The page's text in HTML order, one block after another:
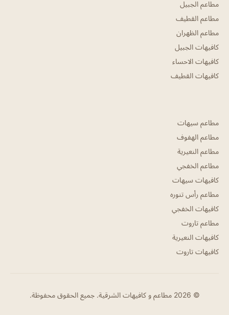
مطاعم الجبيل
مطاعم القطيف
مطاعم الظهران
كافيهات الجبيل
كافيهات الاحساء
كافيهات القطيف
مطاعم سيهات
مطاعم الهفوف
مطاعم النعيرية
مطاعم الخفجي
كافيهات سيهات
مطاعم رأس تنوره
كافيهات الخفجي
مطاعم تاروت
كافيهات النعيرية
كافيهات تاروت
© 2026 مطاعم و كافيهات الشرقية. جميع الحقوق محفوظة.